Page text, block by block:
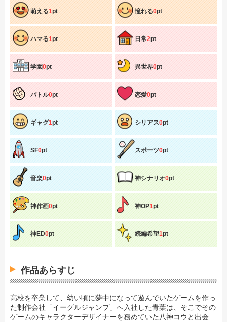
萌える1pt 憧れる0pt
ハマる1pt 日常2pt
学園0pt 異世界0pt
バトル0pt 恋愛0pt
ギャグ1pt シリアス0pt
SF0pt スポーツ0pt
音楽0pt 神シナリオ0pt
神作画0pt 神OP1pt
神ED0pt 続編希望1pt
作品あらすじ
高校を卒業して、幼い頃に夢中になって遊んでいたゲームを作っ
た制作会社「イーグルジャンプ」へ入社した青葉は、そこでその
ゲームのキャラクターデザイナーを務めていた八神コウと出会